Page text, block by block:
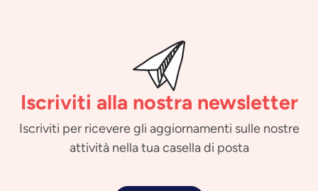
Iscriviti alla nostra newsletter
Iscriviti per ricevere gli aggiornamenti sulle nostre
attività nella tua casella di posta